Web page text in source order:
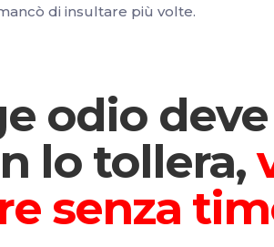
di insultare più volte.
odio
lo tollera,
senza